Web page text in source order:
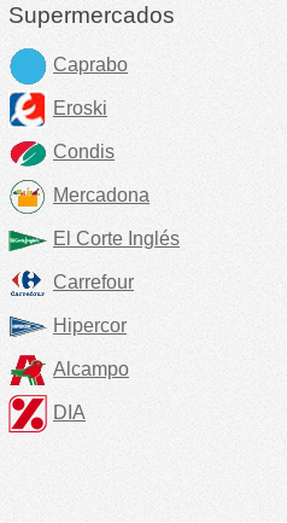
Supermercados
Caprabo
Eroski
Condis
Mercadona
El Corte Inglés
Carrefour
Hipercor
Alcampo
DIA